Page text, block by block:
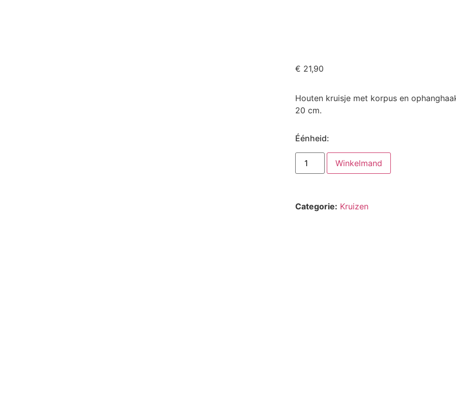
€ 21,90
Houten kruisje met korpus en
20 cm.
Éénheid:
Winkelmand
Categorie: Kruizen